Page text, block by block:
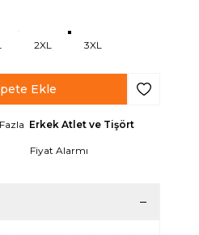
2XL 3XL
Ekle Favoriye
Erkek Atlet ve Tişört
Fiyat Alarmı